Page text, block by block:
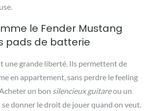
le Fender Mustang
pads de batterie
une grande liberté. Ils permettent de
en appartement, sans perdre le feeling
un bon silencieux guitareou un
se donner le droit de jouer quand on veut.